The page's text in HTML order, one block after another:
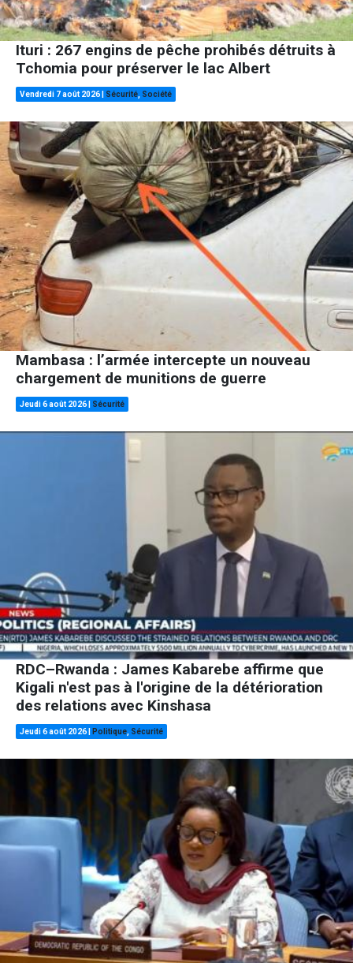
Ituri : 267 engins de pêche prohibés détruits à
Tchomia pour préserver le lac Albert
Vendredi 7 août 2026 Sécurité Société
Mambasa : l’armée intercepte un nouveau
chargement de munitions de guerre
Jeudi 6 août 2026 Sécurité
RDC–Rwanda : James Kabarebe affirme que
Kigali n'est pas à l'origine de la détérioration
des relations avec Kinshasa
Jeudi 6 août 2026 Politique, Sécurité